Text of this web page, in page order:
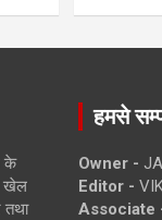
के
खेल
तथा
हमसे
Owner -
Editor -
Associate